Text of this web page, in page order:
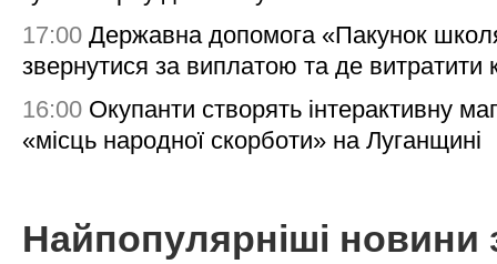
17:00 Державна допомога «Пакунок
звернутися за виплатою та де витратити
16:00 Окупанти створять інтерактивну
«місць народної скорботи» на Луганщині
Найпопулярніші новини